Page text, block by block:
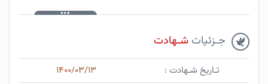
جـزئیات شـهادت
تـاریخ شـهادت :
۱۴۰۰/۰۳/۱۳